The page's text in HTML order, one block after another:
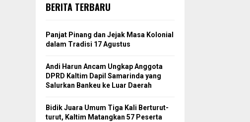
BERITA TERBARU
Panjat Pinang dan Jejak Masa Kolonial
dalam Tradisi 17 Agustus
Andi Harun Ancam Ungkap Anggota
DPRD Kaltim Dapil Samarinda yang
Salurkan Bankeu ke Luar Daerah
Bidik Juara Umum Tiga Kali Berturut-
turut, Kaltim Matangkan 57 Peserta